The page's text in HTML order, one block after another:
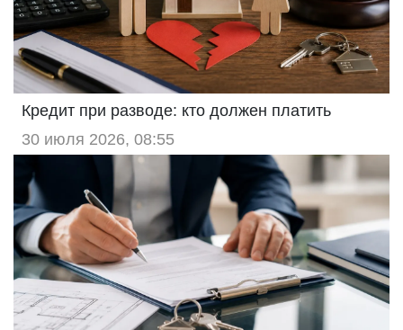
Кредит при разводе: кто должен платить
30 июля 2026, 08:55